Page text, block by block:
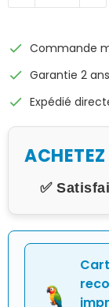
check Commande
check Garantie 2 ans
check Expédié
✅